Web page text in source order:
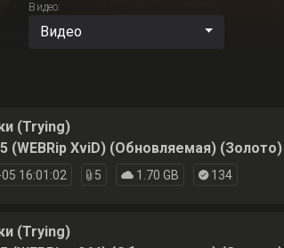
Видео:
Видео
(Trying)
(WEBRip XviD) (Обновляемая) (Золото)
16:01:02 5 1.70 GB 134
(Trying)